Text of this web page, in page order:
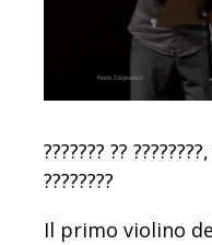
??????? ??
????????
Il primo violino